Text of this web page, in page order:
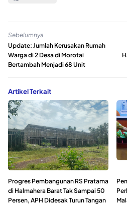
Sebelumnya
Update: Jumlah Kerusakan Rumah
Warga di 2 Desa di Morotai
Bertambah Menjadi 68 Unit
Artikel Terkait
Progres Pembangunan RS Pratama
di Halmahera Barat Tak Sampai 50
Persen, APH Didesak Turun Tangan